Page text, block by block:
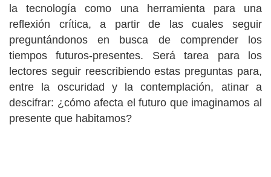
la tecnología como una herramienta para una
reflexión crítica, a partir de las cuales seguir
preguntándonos en busca de comprender los
tiempos futuros-presentes. Será tarea para los
lectores seguir reescribiendo estas preguntas para,
entre la oscuridad y la contemplación, atinar a
descifrar: ¿cómo afecta el futuro que imaginamos al
presente que habitamos?